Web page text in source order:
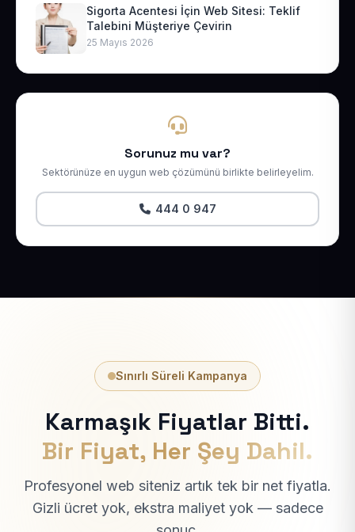
Sigorta Acentesi İçin Web Sitesi: Teklif
Talebini Müşteriye Çevirin
25 Mayıs 2026
Sorunuz mu var?
Sektörünüze en uygun web çözümünü birlikte belirleyelim.
444 0 947
Sınırlı Süreli Kampanya
Karmaşık Fiyatlar Bitti.
Bir Fiyat, Her Şey Dahil.
Profesyonel web siteniz artık tek bir net fiyatla.
Gizli ücret yok, ekstra maliyet yok — sadece